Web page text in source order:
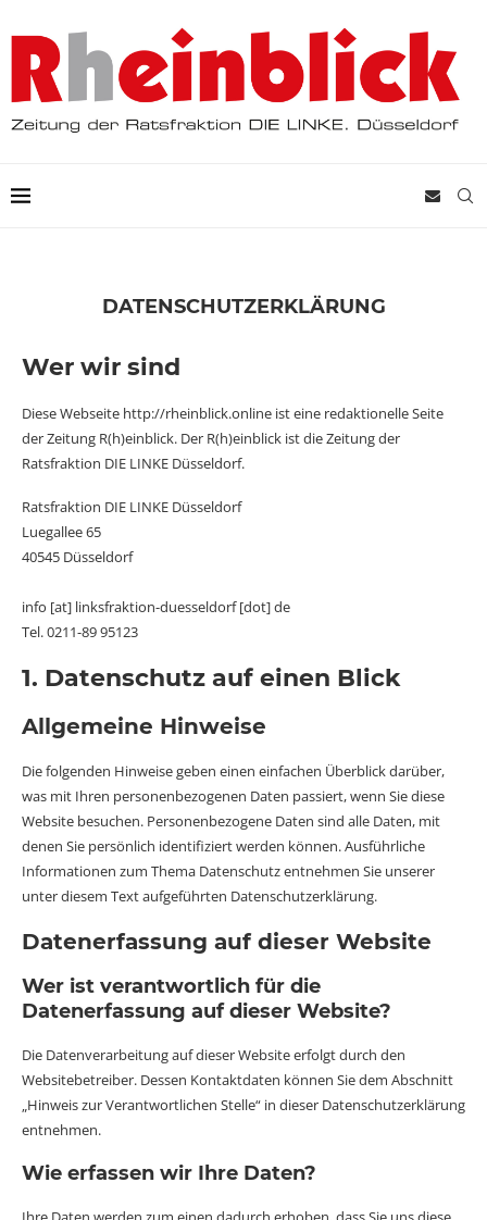
DATENSCHUTZERKLÄRUNG
Wer wir sind
Diese Webseite http://rheinblick.online ist eine redaktionelle Seite
der Zeitung R(h)einblick. Der R(h)einblick ist die Zeitung der
Ratsfraktion DIE LINKE Düsseldorf.
Ratsfraktion DIE LINKE Düsseldorf
Luegallee 65
40545 Düsseldorf
info [at] linksfraktion-duesseldorf [dot] de
Tel. 0211-89 95123
1. Datenschutz auf einen Blick
Allgemeine Hinweise
Die folgenden Hinweise geben einen einfachen Überblick darüber,
was mit Ihren personenbezogenen Daten passiert, wenn Sie diese
Website besuchen. Personenbezogene Daten sind alle Daten, mit
denen Sie persönlich identifiziert werden können. Ausführliche
Informationen zum Thema Datenschutz entnehmen Sie unserer
unter diesem Text aufgeführten Datenschutzerklärung.
Datenerfassung auf dieser Website
Wer ist verantwortlich für die
Datenerfassung auf dieser Website?
Die Datenverarbeitung auf dieser Website erfolgt durch den
Websitebetreiber. Dessen Kontaktdaten können Sie dem Abschnitt
„Hinweis zur Verantwortlichen Stelle“ in dieser Datenschutzerklärung
entnehmen.
Wie erfassen wir Ihre Daten?